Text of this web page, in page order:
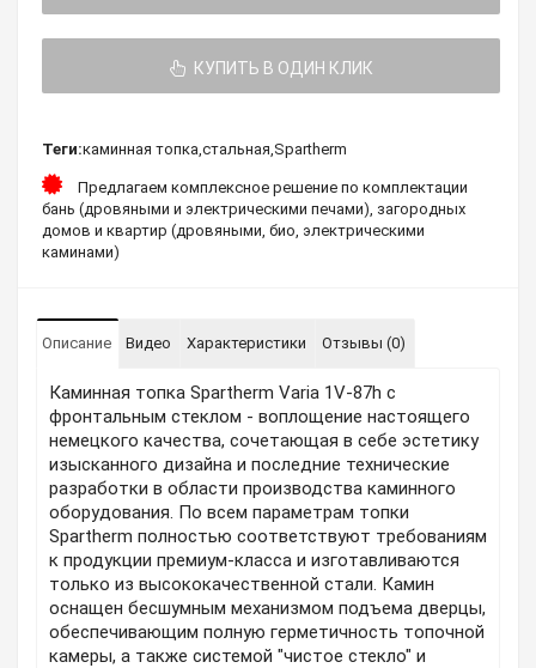
КУПИТЬ В ОДИН КЛИК
Теги:каминная топка,стальная,Spartherm
Предлагаем комплексное решение по комплектации
бань (дровяными и электрическими печами), загородных
домов и квартир (дровяными, био, электрическими
каминами)
Описание Видео Характеристики Отзывы (0)
Каминная топка Spartherm Varia 1V-87h с
фронтальным стеклом - воплощение настоящего
немецкого качества, сочетающая в себе эстетику
изысканного дизайна и последние технические
разработки в области производства каминного
оборудования. По всем параметрам топки
Spartherm полностью соответствуют требованиям
к продукции премиум-класса и изготавливаются
только из высококачественной стали. Камин
оснащен бесшумным механизмом подъема дверцы,
обеспечивающим полную герметичность топочной
камеры, а также системой "чистое стекло" и